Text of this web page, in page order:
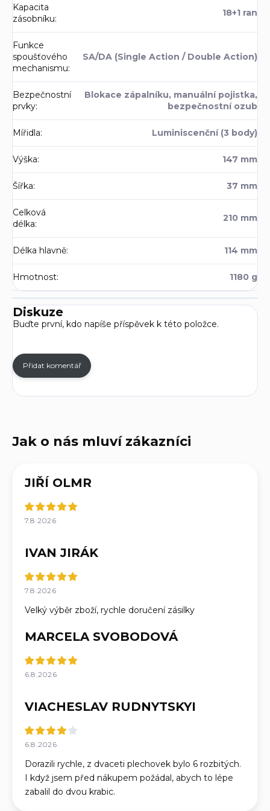
Kapacita
zásobníku:
18+1 ran
Funkce
spoušťového
mechanismu:
SA/DA (Single Action / Double Action)
Bezpečnostní
prvky:
Blokace zápalníku, manuální pojistka,
bezpečnostní ozub
Mířidla: Luminiscenční (3 body)
Výška: 147 mm
Šířka: 37 mm
Celková
délka:
210 mm
Délka hlavně: 114 mm
Hmotnost: 1180 g
Diskuze
Buďte první, kdo napíše příspěvek k této položce.
Přidat komentář
JIŘÍ OLMR
7.8.2026
IVAN JIRÁK
7.8.2026
Velký výběr zboží, rychle doručení zásilky
MARCELA SVOBODOVÁ
6.8.2026
VIACHESLAV RUDNYTSKYI
6.8.2026
Dorazili rychle, z dvaceti plechovek bylo 6 rozbitých.
I když jsem před nákupem požádal, abych to lépe
zabalil do dvou krabic.